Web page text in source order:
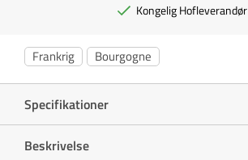
Kongelig Hofleverandør
Frankrig Bourgogne
Specifikationer
Beskrivelse